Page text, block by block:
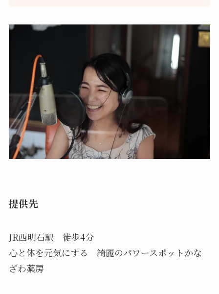
提供先
JR西明石駅 徒歩4分
心と体を元気にする 綺麗のパワースポットかな
ざわ薬房